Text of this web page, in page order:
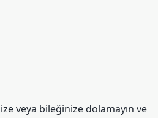
veya bileğinize dolamayın ve